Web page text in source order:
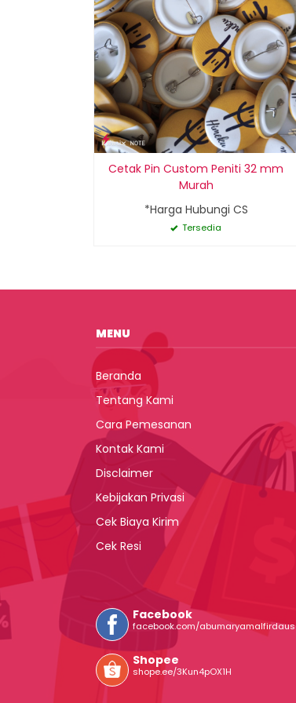
Cetak Pin Custom Peniti 32 mm
Murah
*Harga Hubungi CS
Tersedia
MENU
Beranda
Tentang Kami
Cara Pemesanan
Kontak Kami
Disclaimer
Kebijakan Privasi
Cek Biaya Kirim
Cek Resi
Facebook
facebook.com/abumaryamalfirdaus
Shopee
shope.ee/3Kun4pOX1H